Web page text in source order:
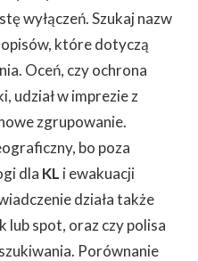
wyłączeń. Szukaj nazw
które dotyczą
Oceń, czy ochrona
udział w imprezie z
zgrupowanie.
bo poza
dla KL i ewakuacji
działa także
lub spot, oraz czy polisa
Porównanie